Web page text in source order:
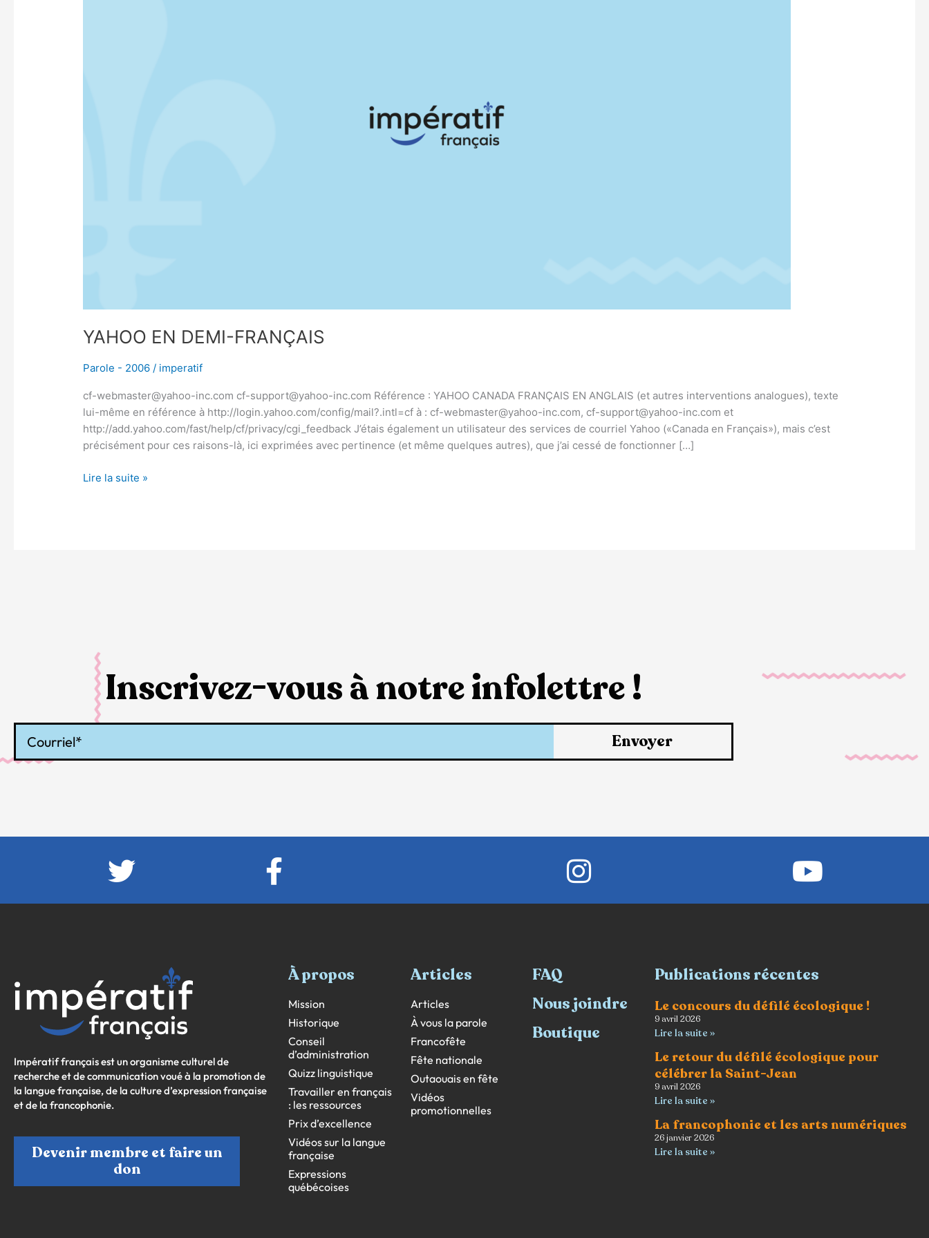
YAHOO EN DEMI-FRANÇAIS
Parole - 2006 / imperatif
cf-webmaster@yahoo-inc.com cf-support@yahoo-inc.com Référence : YAHOO CANADA FRANÇAIS EN ANGLAIS (et autres interventions analogues), texte
lui-même en référence à http://login.yahoo.com/config/mail?.intl=cf à : cf-webmaster@yahoo-inc.com, cf-support@yahoo-inc.com et
http://add.yahoo.com/fast/help/cf/privacy/cgi_feedback J’étais également un utilisateur des services de courriel Yahoo («Canada en Français»), mais c’est
précisément pour ces raisons-là, ici exprimées avec pertinence (et même quelques autres), que j’ai cessé de fonctionner […]
Lire la suite »
Inscrivez-vous à notre infolettre !
Envoyer
Impératif français est un organisme culturel de
recherche et de communication voué à la promotion de
la langue française, de la culture d’expression française
et de la francophonie.
Devenir membre et faire un
don
À propos
Mission
Historique
Conseil
d’administration
Quizz linguistique
Travailler en français
: les ressources
Prix d’excellence
Vidéos sur la langue
française
Expressions
québécoises
Articles
Articles
À vous la parole
Francofête
Fête nationale
Outaouais en fête
Vidéos
promotionnelles
FAQ
Nous joindre
Boutique
Publications récentes
Le concours du défilé écologique !
9 avril 2026
Lire la suite »
Le retour du défilé écologique pour
célébrer la Saint-Jean
9 avril 2026
Lire la suite »
La francophonie et les arts numériques
26 janvier 2026
Lire la suite »